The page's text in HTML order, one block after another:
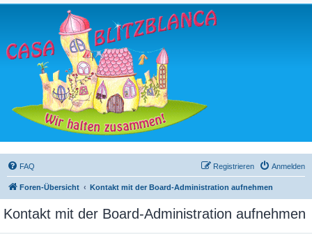
FAQ Anmelden
Registrieren
Foren-Übersicht Kontakt mit der Board-Administration aufnehmen
Kontakt mit der Board-Administration aufnehmen